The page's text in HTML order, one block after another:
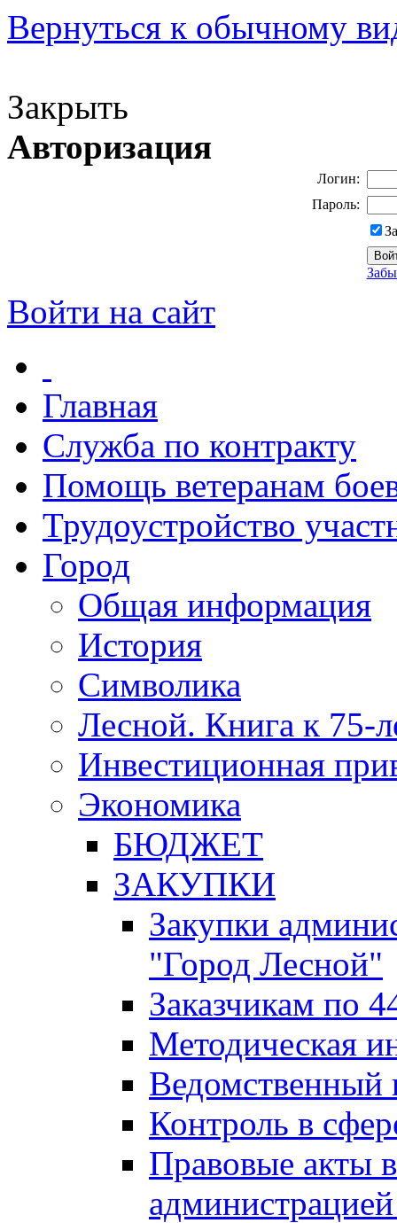
Вернуться к обычному
Закрыть
Авторизация
Логин:
Пароль:
Войти на сайт
Главная
Служба по контракту
Помощь ветеранам
Трудоустройство
Город
Общая информация
История
Символика
Лесной. Книга к 75-
Инвестиционная
Экономика
БЮДЖЕТ
ЗАКУПКИ
Закупки
"Город Лесной"
Заказчикам по
Методическая
Ведомственный
Контроль в
Правовые акты